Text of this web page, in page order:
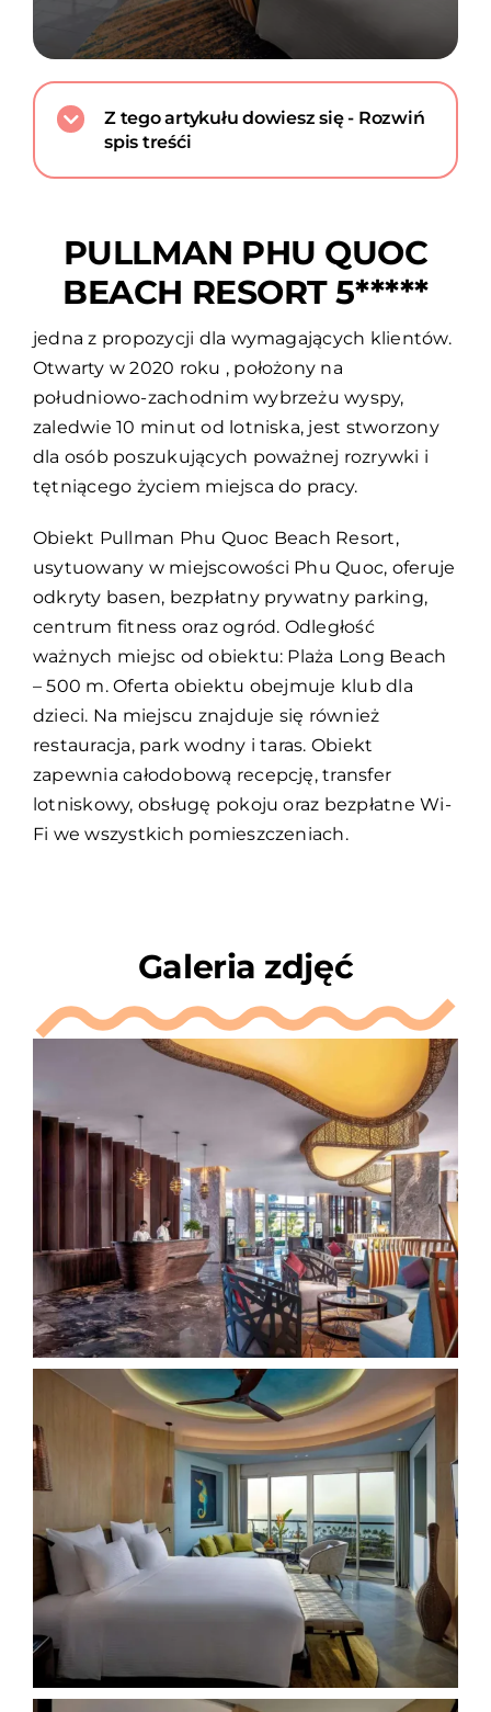
Z tego artykułu dowiesz się - Rozwiń
spis treśći
PULLMAN PHU QUOC
BEACH RESORT 5*****
jedna z propozycji dla wymagających klientów.
Otwarty w 2020 roku , położony na
południowo-zachodnim wybrzeżu wyspy,
zaledwie 10 minut od lotniska, jest stworzony
dla osób poszukujących poważnej rozrywki i
tętniącego życiem miejsca do pracy.
Obiekt Pullman Phu Quoc Beach Resort,
usytuowany w miejscowości Phu Quoc, oferuje
odkryty basen, bezpłatny prywatny parking,
centrum fitness oraz ogród. Odległość
ważnych miejsc od obiektu: Plaża Long Beach
– 500 m. Oferta obiektu obejmuje klub dla
dzieci. Na miejscu znajduje się również
restauracja, park wodny i taras. Obiekt
zapewnia całodobową recepcję, transfer
lotniskowy, obsługę pokoju oraz bezpłatne Wi-
Fi we wszystkich pomieszczeniach.
Galeria zdjęć